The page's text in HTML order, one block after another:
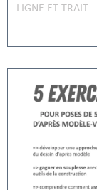
LIGNE ET TRAIT